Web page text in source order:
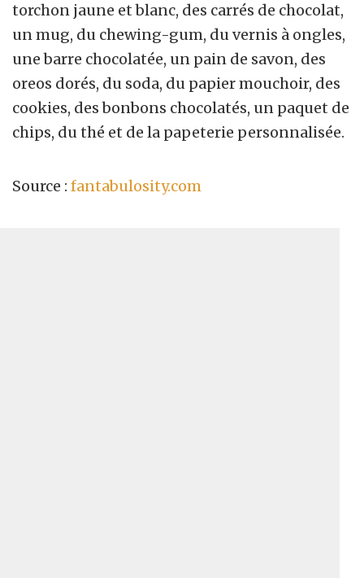
torchon jaune et blanc, des carrés de chocolat,
un mug, du chewing-gum, du vernis à ongles,
une barre chocolatée, un pain de savon, des
oreos dorés, du soda, du papier mouchoir, des
cookies, des bonbons chocolatés, un paquet de
chips, du thé et de la papeterie personnalisée.
Source : fantabulosity.com